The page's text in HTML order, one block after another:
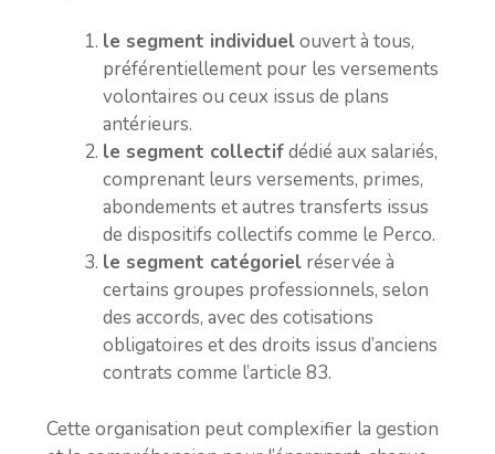
le segment individuelouvert à tous,
préférentiellement pour les versements
volontaires ou ceux issus de plans
antérieurs.
le segment collectifdédié aux salariés,
comprenant leurs versements, primes,
abondements et autres transferts issus
de dispositifs collectifs comme le Perco.
le segment catégoriel réservée à
certains groupes professionnels, selon
des accords, avec des cotisations
obligatoires et des droits issus d’anciens
contrats comme l’article 83.
Cette organisation peut complexifier la gestion